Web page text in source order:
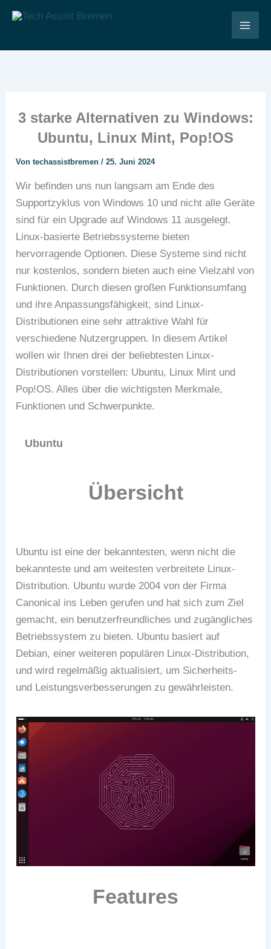
Inhalt
3 starke Alternativen zu Windows:
Ubuntu, Linux Mint, Pop!OS
Vontechassistbremen/25. Juni 2024
Wir befinden uns nun langsam am Ende des
Supportzyklus von Windows 10 und nicht alle Geräte
sind für ein Upgrade auf Windows 11 ausgelegt.
Linux-basierte Betriebssysteme bieten
hervorragende Optionen. Diese Systeme sind nicht
nur kostenlos, sondern bieten auch eine Vielzahl von
Funktionen. Durch diesen großen Funktionsumfang
und ihre Anpassungsfähigkeit, sind Linux-
Distributionen eine sehr attraktive Wahl für
verschiedene Nutzergruppen. In diesem Artikel
wollen wir Ihnen drei der beliebtesten Linux-
Distributionen vorstellen: Ubuntu, Linux Mint und
Pop!OS. Alles über die wichtigsten Merkmale,
Funktionen und Schwerpunkte.
Ubuntu
Übersicht
Ubuntu ist eine der bekanntesten, wenn nicht die
bekannteste und am weitesten verbreitete Linux-
Distribution. Ubuntu wurde 2004 von der Firma
Canonical ins Leben gerufen und hat sich zum Ziel
gemacht, ein benutzerfreundliches und zugängliches
Betriebssystem zu bieten. Ubuntu basiert auf
Debian, einer weiteren populären Linux-Distribution,
und wird regelmäßig aktualisiert, um Sicherheits-
und Leistungsverbesserungen zu gewährleisten.
Features